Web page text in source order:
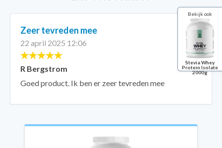
Zeer tevreden mee
22 april 2025 12:06
R Bergstrom
Goed product. Ik ben er zeer tevreden mee
Bekijk ook
Stevia Whey
Protein Isolate
2000g